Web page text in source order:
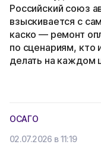
Российский союз
взыскивается с
каско — ремонт
по сценариям, кто
делать на каждом
ОСАГО
02.07.2026 в 11:19